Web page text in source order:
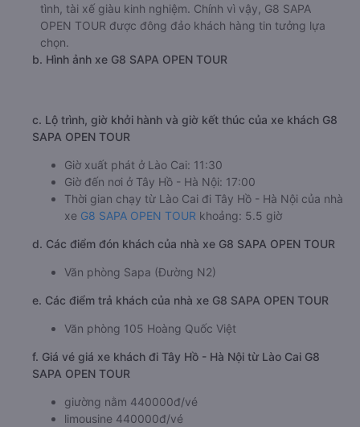
tình, tài xế giàu kinh nghiệm. Chính vì vậy, G8 SAPA
OPEN TOUR được đông đảo khách hàng tin tưởng lựa
chọn.
b. Hình ảnh xe G8 SAPA OPEN TOUR
c. Lộ trình, giờ khởi hành và giờ kết thúc của xe khách G8
SAPA OPEN TOUR
Giờ xuất phát ở Lào Cai: 11:30
Giờ đến nơi ở Tây Hồ - Hà Nội: 17:00
Thời gian chạy từ Lào Cai đi Tây Hồ - Hà Nội của nhà
xe G8 SAPA OPEN TOUR khoảng: 5.5 giờ
d. Các điểm đón khách của nhà xe G8 SAPA OPEN TOUR
Văn phòng Sapa (Đường N2)
e. Các điểm trả khách của nhà xe G8 SAPA OPEN TOUR
Văn phòng 105 Hoàng Quốc Việt
f. Giá vé giá xe khách đi Tây Hồ - Hà Nội từ Lào Cai G8
SAPA OPEN TOUR
giường nằm 440000đ/vé
limousine 440000đ/vé